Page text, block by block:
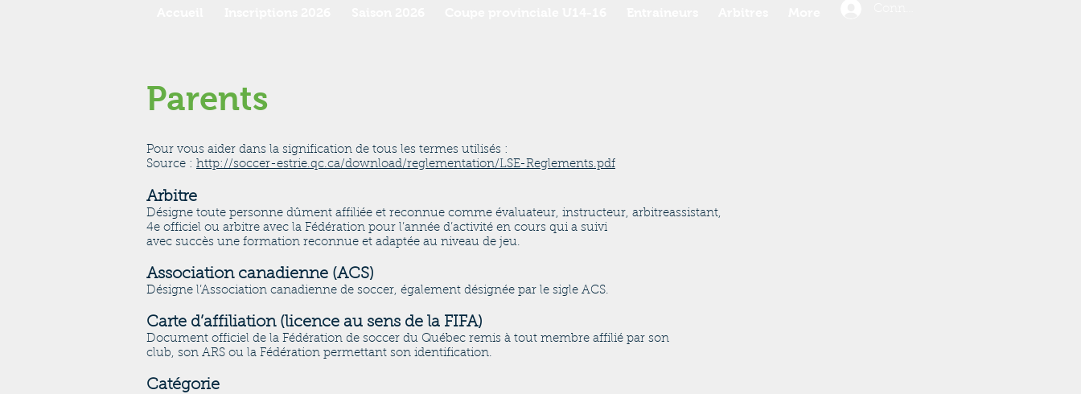
Parents
Pour vous aider dans la signification de tous les termes utilisés :
Source : http://soccer-estrie.qc.ca/download/reglementation/LSE-Reglements.pdf
Arbitre
Désigne toute personne dûment affiliée et reconnue comme évaluateur, instructeur, arbitreassistant,
4e officiel ou arbitre avec la Fédération pour l’année d’activité en cours qui a suivi
avec succès une formation reconnue et adaptée au niveau de jeu.
Association canadienne (ACS)
Désigne l’Association canadienne de soccer, également désignée par le sigle ACS.
Carte d’affiliation (licence au sens de la FIFA)
Document officiel de la Fédération de soccer du Québec remis à tout membre affilié par son
club, son ARS ou la Fédération permettant son identification.
Catégorie